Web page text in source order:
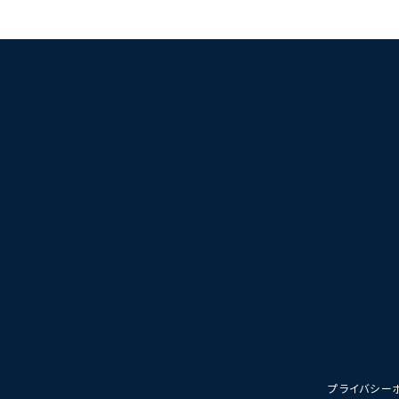
プライバシー